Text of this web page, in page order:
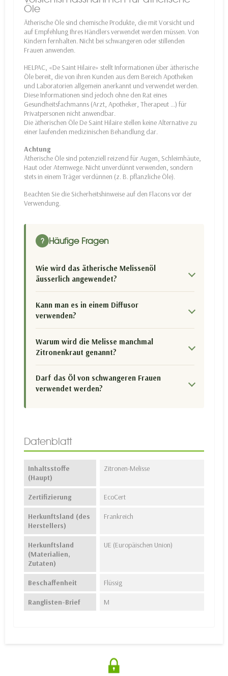
Öle
Ätherische Öle sind chemische Produkte, die mit Vorsicht und
auf Empfehlung Ihres Händlers verwendet werden müssen. Von
Kindern fernhalten. Nicht bei schwangeren oder stillenden
Frauen anwenden.
HELPAC, «De Saint Hilaire» stellt Informationen über ätherische
Öle bereit, die von ihren Kunden aus dem Bereich Apotheken
und Laboratorien allgemein anerkannt und verwendet werden.
Diese Informationen sind jedoch ohne den Rat eines
Gesundheitsfachmanns (Arzt, Apotheker, Therapeut …) für
Privatpersonen nicht anwendbar.
Die ätherischen Öle De Saint Hilaire stellen keine Alternative zu
einer laufenden medizinischen Behandlung dar.
Achtung
Ätherische Öle sind potenziell reizend für Augen, Schleimhäute,
Haut oder Atemwege. Nicht unverdünnt verwenden, sondern
stets in einem Träger verdünnen (z. B. pflanzliche Öle).
Beachten Sie die Sicherheitshinweise auf den Flacons vor der
Verwendung.
? Häufige Fragen
Wie wird das ätherische Melissenöl
äusserlich angewendet?
Kann man es in einem Diffusor
verwenden?
Warum wird die Melisse manchmal
Zitronenkraut genannt?
Darf das Öl von schwangeren Frauen
verwendet werden?
Datenblatt
Inhaltsstoffe
(Haupt)
Zitronen-Melisse
Zertifizierung EcoCert
Herkunftsland (des
Herstellers)
Frankreich
Herkunftsland
(Materialien,
Zutaten)
UE (Europäischen Union)
Beschaffenheit Flüssig
Ranglisten-Brief M